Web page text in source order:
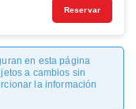
Reservar
en esta página
a cambios sin
la información